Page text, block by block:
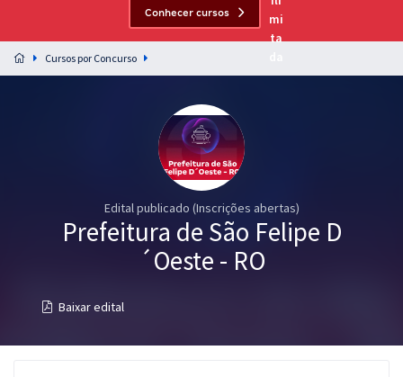
Preparação completa e intensiva para as principais
residências em saúde do Brasil
Conhecer cursos
Cursos por Concurso
Edital publicado (Inscrições abertas)
Prefeitura de São Felipe D
´Oeste - RO
Baixar edital